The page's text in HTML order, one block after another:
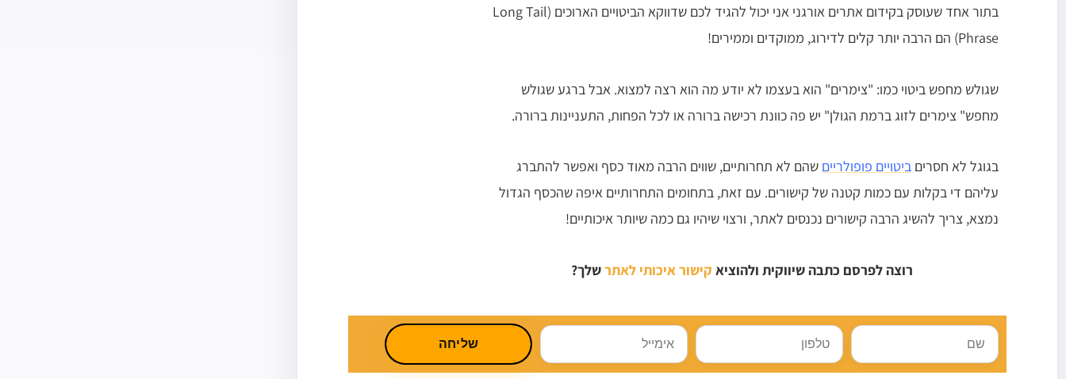
בתור אחד שעוסק בקידום אתרים אורגני אני יכול להגיד לכם שדווקא הביטויים הארוכים (Long Tail
Phrase) הם הרבה יותר קלים לדירוג, ממוקדים וממירים!
שגולש מחפש ביטוי כמו: "צימרים" הוא בעצמו לא יודע מה הוא רצה למצוא. אבל ברגע שגולש
מחפש" צימרים לזוג ברמת הגולן" יש פה כוונת רכישה ברורה או לכל הפחות, התעניינות ברורה.
בגוגל לא חסרים ביטויים פופולריים שהם לא תחרותיים, שווים הרבה מאוד כסף ואפשר להתברג
עליהם די בקלות עם כמות קטנה של קישורים. עם זאת, בתחומים התחרותיים איפה שהכסף הגדול
נמצא, צריך להשיג הרבה קישורים נכנסים לאתר, ורצוי שיהיו גם כמה שיותר איכותיים!
רוצה לפרסם כתבה שיווקית ולהוציא קישור איכותי לאתרשלך?
שם טלפון אימייל שליחה